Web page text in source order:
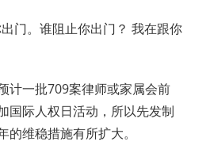
门。谁阻止你出门？ 我在跟你
计一批709案律师或家属会前
国际人权日活动，所以先发制
的维稳措施有所扩大。